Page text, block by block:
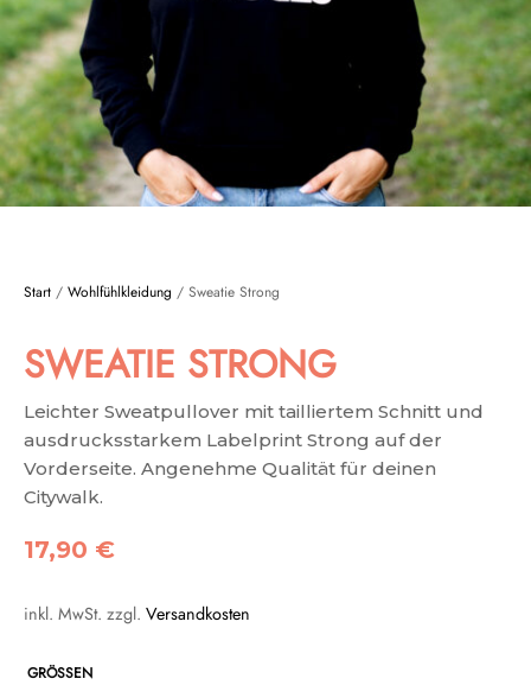
Start / Wohlfühlkleidung / Sweatie Strong
SWEATIE STRONG
Leichter Sweatpullover mit tailliertem Schnitt und
ausdrucksstarkem Labelprint Strong auf der
Vorderseite. Angenehme Qualität für deinen
Citywalk.
17,90 €
inkl. MwSt. zzgl. Versandkosten
GRÖSSEN